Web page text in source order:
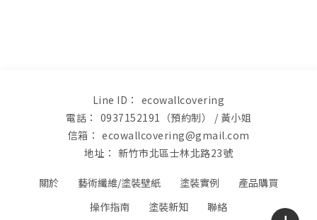
ecowallcovering
0937152191（預約制）
ecowallcovering@gmail.com
新竹市北區士林北路23號
關於 藝術纖維/塗裝壁紙 塗裝實例
產品購買
操作指南
塗裝新知 聯絡